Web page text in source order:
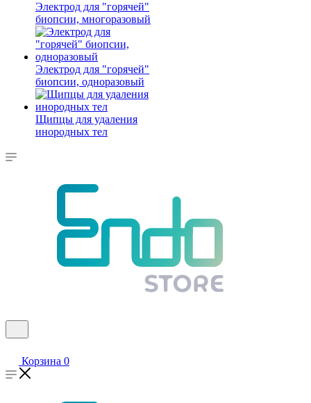
Электрод для "горячей"
биопсии, многоразовый
Электрод для "горячей"
биопсии, одноразовый
Щипцы для удаления
инородных тел
Корзина 0